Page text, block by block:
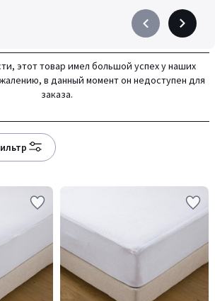
Précédent
à
gauche
Suivant
à
droite
этот товар имел большой успех у наших
в данный момент он недоступен для
заказа.